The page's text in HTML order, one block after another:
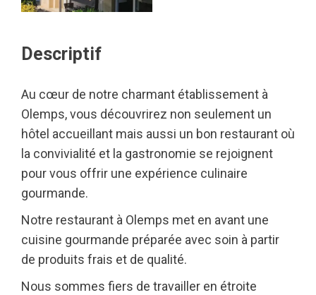
Descriptif
Au cœur de notre charmant établissement à
Olemps, vous découvrirez non seulement un
hôtel accueillant mais aussi un bon restaurant où
la convivialité et la gastronomie se rejoignent
pour vous offrir une expérience culinaire
gourmande.
Notre restaurant à Olemps met en avant une
cuisine gourmande préparée avec soin à partir
de produits frais et de qualité.
Nous sommes fiers de travailler en étroite